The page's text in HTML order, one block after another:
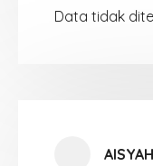
Data tidak